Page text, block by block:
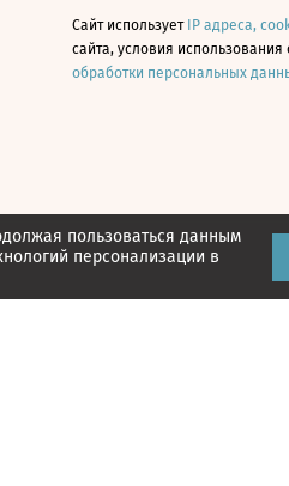
пользоваться данным
персонализации в
Сайт использует IP адреса,
сайта, условия использования
обработки персональных